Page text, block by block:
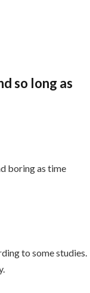
so long as
boring as time
to some studies.